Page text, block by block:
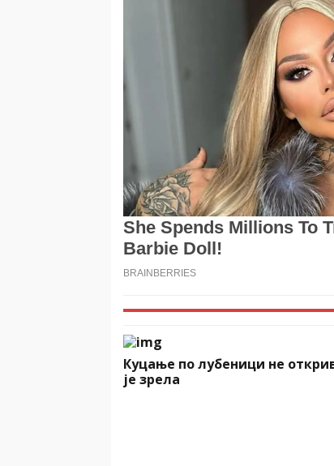
Куцање по лубеници не
је зрела